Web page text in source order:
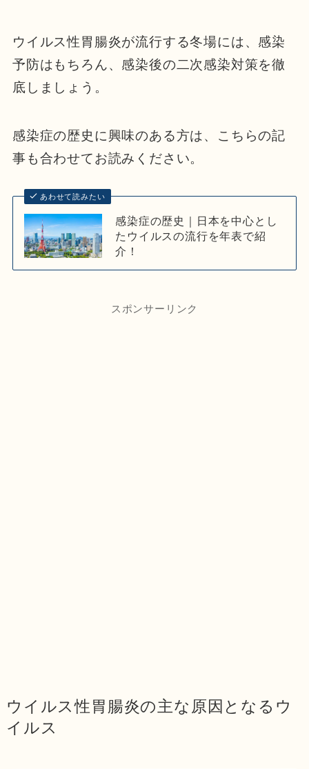
ウイルス性胃腸炎が流行する冬場には、感染
予防はもちろん、感染後の二次感染対策を徹
底しましょう。
感染症の歴史に興味のある方は、こちらの記
事も合わせてお読みください。
あわせて読みたい
感染症の歴史｜日本を中心とし
たウイルスの流行を年表で紹
介！
スポンサーリンク
ウイルス性胃腸炎の主な原因となるウ
イルス